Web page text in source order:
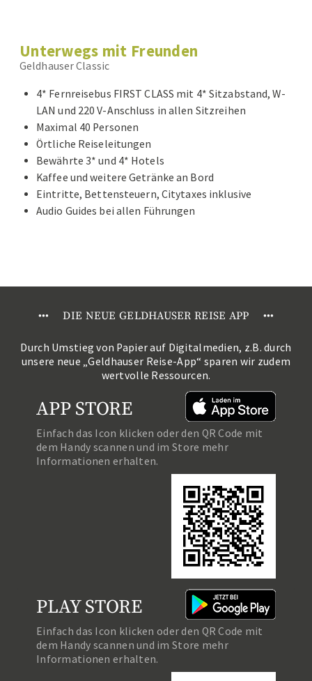
Unterwegs mit Freunden
Geldhauser Classic
4* Fernreisebus FIRST CLASS mit 4* Sitzabstand, W-
LAN und 220 V-Anschluss in allen Sitzreihen
Maximal 40 Personen
Örtliche Reiseleitungen
Bewährte 3* und 4* Hotels
Kaffee und weitere Getränke an Bord
Eintritte, Bettensteuern, Citytaxes inklusive
Audio Guides bei allen Führungen
••• DIE NEUE GELDHAUSER REISE APP •••
Durch Umstieg von Papier auf Digitalmedien, z.B. durch
unsere neue „Geldhauser Reise-App“ sparen wir zudem
wertvolle Ressourcen.
APP STORE
Einfach das Icon klicken oder den QR Code mit
dem Handy scannen und im Store mehr
Informationen erhalten.
PLAY STORE
Einfach das Icon klicken oder den QR Code mit
dem Handy scannen und im Store mehr
Informationen erhalten.